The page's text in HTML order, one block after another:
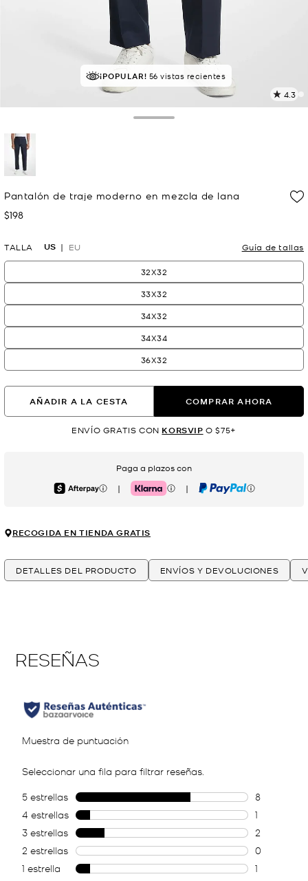
RECOMENDADOpor el 100% de compradores
¡POPULAR! 56 vistas recientes
4.3
Pantalón de traje moderno en mezcla de lana
Ahora
$198
TALLA US EU Guía de tallas
32X32
33X32
34X32
34X34
36X32
AÑADIR A LA CESTA COMPRAR AHORA
ENVÍO GRATIS CON KORSVIP O $75+
Paga a plazos con
Afterpay | Klarna | PayPal
RECOGIDA EN TIENDA GRATIS
DETALLES DEL PRODUCTO ENVÍOS Y DEVOLUCIONES